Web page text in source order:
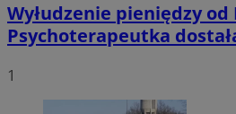
Wyłudzenie pieniędzy od
Psychoterapeutka
1